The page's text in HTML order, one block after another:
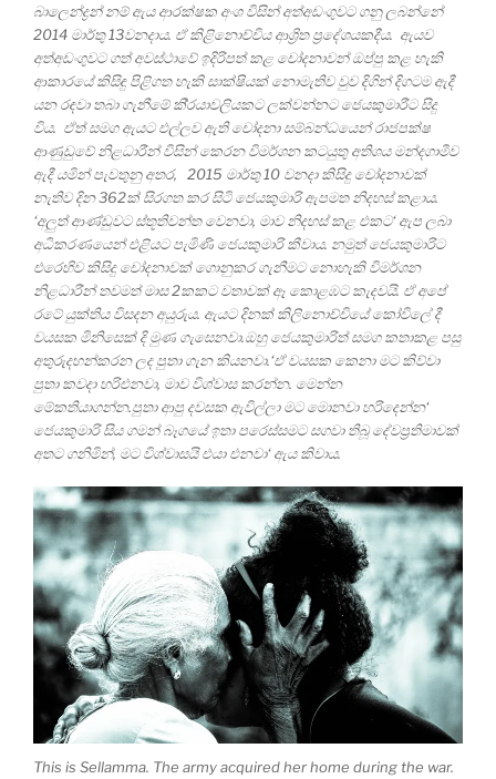
බාලෙන්ද්‍රන් නම් ඇය ආරක්ෂක අංශ විසින් අත්අඩංගුවට ගනු ලබන්නේ
2014 මාර්තු 13වනදාය. ඒ කිළිනොච්චිය ආශ්‍රිත ප්‍රදේශයකදීය. ඇයව
අත්අඩංගුවට ගත් අවස්ථාවේ ඉදිරිපත් කළ චෝදනාවන් ඔප්පු කළ හැකි
ආකාරයේ කිසිඳු පිළිගත හැකි සාක්ෂියක් නොමැතිව වුව දිගින් දිගටම ඇදී
යන රඳවා තබා ගැනීමේ කි‍්‍රයාවලියකට ලක්වන්නට ජෙයකුමාරීට සිදු
විය. ඒත් සමග ඇයට එල්ලව ඇති චෝදනා සම්බන්ධයෙන් රාජපක්ෂ
ආණුඩුවේ නිළධාරීන් විසින් කෙරන විමර්ශන කටයුතු අතිශය මන්දගාමීව
ඇදී යමින් පැවතුනු අතර, 2015 මාර්තු 10 වනදා කිසිදු චෝදනාවක්
නැතිව දින 362ක් සිරගත කර සිටි ජෙයකුමාරි ඇපමත නිදහස් කළාය.
‘අලුත් ආණ්ඩුවට ස්තූතිවන්ත වෙනවා, මාව නිදහස් කළ එකට‘ ඇප ලබා
අධිකරණයෙන් එළියට පැමිණි ජෙයකුමාරි කීවාය. නමුත් ජෙයකුමාරිට
එරෙහිව කිසිදු චෝදනාවක් ගොනුකර ගැනීමට නොහැකි විමර්ශන
නිළධාරීන් තවමත් මාස 2කකට වතාවක් ඈ කොළඹට කැදවයි. ඒ අපේ
රටේ යුක්තිය විසදන අයුරුය. ඇයට දිනක් කිලිනොච්චියේ කෝවිලේ දී
වයසක මිනිසෙක් දි මුණ ගැසෙනවා.ඔහු ජෙයකුමාරිත් සමග කතාකළ පසු
අතුරුදහන්කරන ලද පුතා ගැන කියනවා.‘ඒ වයසක කෙනා මට කිව්වා
පුතා කවදා හරිඑනවා, මාව විශ්වාස කරන්න. මෙන්න
මේකතියාගන්න.පුතා ආපු දවසක ඇවිල්ලා මට මොනවා හරිදෙන්න‘
ජෙයකුමාරි සිය ගමන් බෑගයේ ඉතා පරෙස්සමට සගවා තිබූ දේවප්‍රතිමාවක්
අතට ගනිමින්, මට විශ්වාසයි එයා එනවා‘ ඇය කිවාය.
This is Sellamma. The army acquired her home during the war.